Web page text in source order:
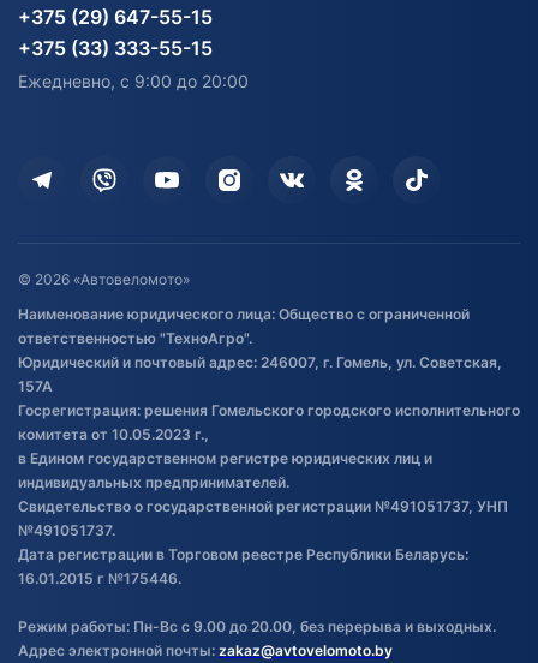
Карта сайта
Информация до получения
согласия на обработку
Дополнительные услуги
Оставить отзыв
Договор публичной оферты
Обработка файлов cookie
Постановка транспорта на учет
Обновления в ЭПТС 2024
Водный транспорт
Электротранспорт
Агротехника
Электротранспорт
+375 (29) 647-55-15
+375 (33) 333-55-15
Ежедневно, с 9:00 до 20:00
© 2026 «Автовеломото»
Наименование юридического лица: Общество с ограниченной
ответственностью "ТехноАгро".
Юридический и почтовый адрес: 246007, г. Гомель, ул. Советская,
157А
Госрегистрация: решения Гомельского городского исполнительного
комитета от 10.05.2023 г.,
в Едином государственном регистре юридических лиц и
индивидуальных предпринимателей.
Свидетельство о государственной регистрации №491051737, УНП
№491051737.
Дата регистрации в Торговом реестре Республики Беларусь:
16.01.2015 г №175446.
Режим работы: Пн-Вс с 9.00 до 20.00, без перерыва и выходных.
Адрес электронной почты: zakaz@avtovelomoto.by